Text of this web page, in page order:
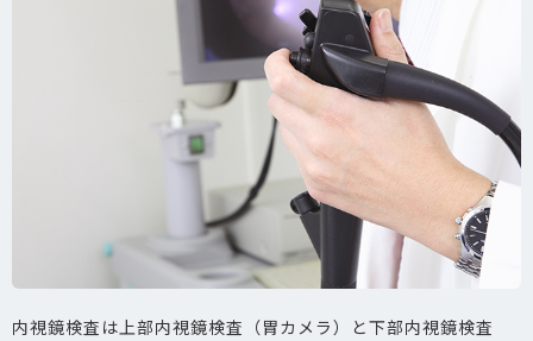
内視鏡検査は上部内視鏡検査（胃カメラ）と下部内視鏡検査